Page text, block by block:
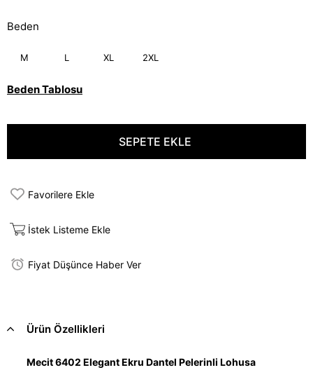
Beden
M L XL 2XL
Beden Tablosu
Favorilere Ekle
İstek Listeme Ekle
Fiyat Düşünce Haber Ver
Ürün Özellikleri
Mecit 6402 Elegant Ekru Dantel Pelerinli Lohusa